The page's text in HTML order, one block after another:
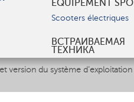
version du système
ÉQUIPEMENT
Scooters électriques
ВСТРАИВАЕМАЯ
ТЕХНИКА
Вытяжки
Духовые шкафы